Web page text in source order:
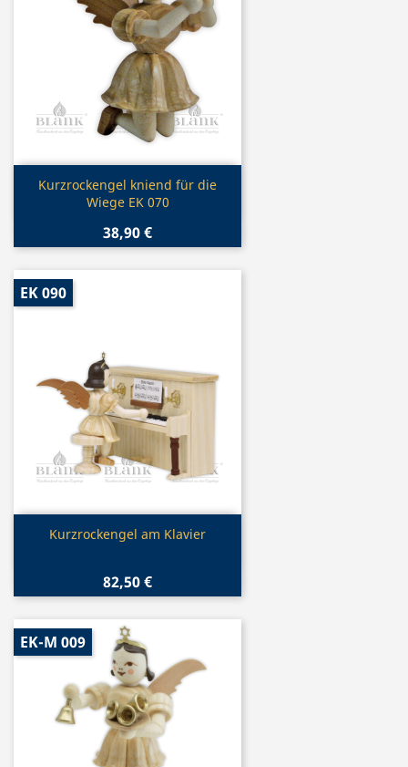
Vorschau
Kurzrockengel kniend für die
Wiege EK 070
38,90 €
Vorschau
Kurzrockengel am Klavier
82,50 €
EK 090
EK-M 009